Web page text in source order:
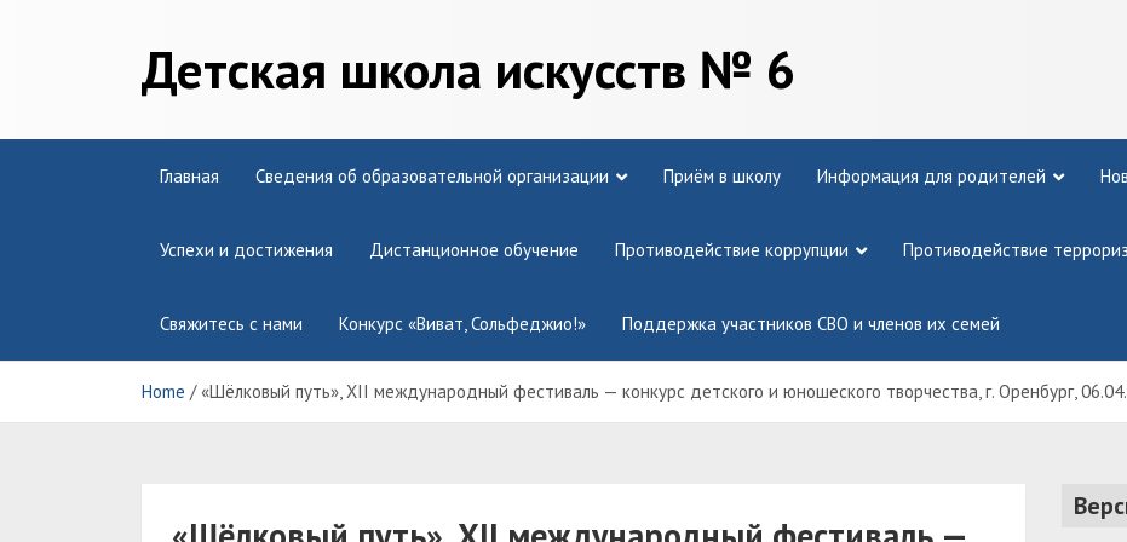
Детская школа искусств № 6
Главная Сведения об образовательной организации Приём в школу Информация для родителей
Успехи и достижения Дистанционное обучение Противодействие коррупции Противодействие
Свяжитесь с нами Конкурс «Виват, Сольфеджио!» Поддержка участников СВО и членов их семей
Home «Шёлковый путь», XII международный фестиваль — конкурс детского и юношеского творчества, г. Оренбург,